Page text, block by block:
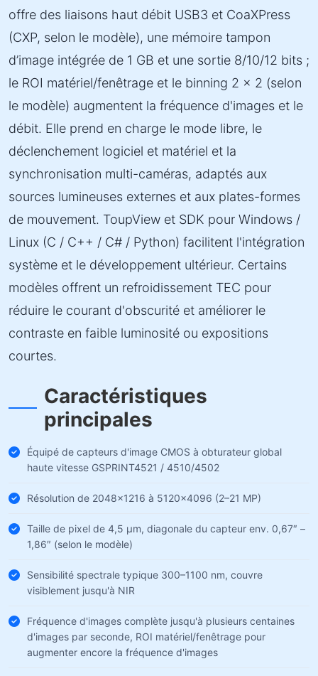
offre des liaisons haut débit USB3 et CoaXPress
(CXP, selon le modèle), une mémoire tampon
d’image intégrée de 1 GB et une sortie 8/10/12 bits ;
le ROI matériel/fenêtrage et le binning 2 × 2 (selon
le modèle) augmentent la fréquence d'images et le
débit. Elle prend en charge le mode libre, le
déclenchement logiciel et matériel et la
synchronisation multi-caméras, adaptés aux
sources lumineuses externes et aux plates-formes
de mouvement. ToupView et SDK pour Windows /
Linux (C / C++ / C# / Python) facilitent l'intégration
système et le développement ultérieur. Certains
modèles offrent un refroidissement TEC pour
réduire le courant d'obscurité et améliorer le
contraste en faible luminosité ou expositions
courtes.
Caractéristiques
principales
Équipé de capteurs d'image CMOS à obturateur global
haute vitesse GSPRINT4521 / 4510/4502
Résolution de 2048×1216 à 5120×4096 (2–21 MP)
Taille de pixel de 4,5 µm, diagonale du capteur env. 0,67″ –
1,86″ (selon le modèle)
Sensibilité spectrale typique 300–1100 nm, couvre
visiblement jusqu'à NIR
Fréquence d'images complète jusqu'à plusieurs centaines
d'images par seconde, ROI matériel/fenêtrage pour
augmenter encore la fréquence d'images